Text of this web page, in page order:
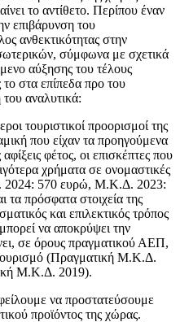
το αντίθετο. Περίπου έναν
επιβάρυνση του
ανθεκτικότητας στην
σύμφωνα με σχετικά
αύξησης του τέλους
στα επίπεδα προ του
αναλυτικά:
τουριστικοί προορισμοί της
που είχαν τα προηγούμενα
φέτος, οι επισκέπτες που
χρήματα σε ονομαστικές
2024: 570 ευρώ, Μ.Κ.Δ. 2023:
τα πρόσφατα στοιχεία της
και επιλεκτικός τρόπος
να αποκρύψει την
σε όρους πραγματικού ΑΕΠ,
(Πραγματική Μ.Κ.Δ.
Μ.Κ.Δ. 2019).
να προστατεύσουμε
προϊόντος της χώρας.